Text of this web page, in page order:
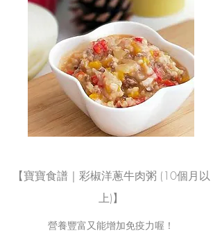
【寶寶食譜｜彩椒洋蔥牛肉粥 (10個月以
上)】
營養豐富又能增加免疫力喔！